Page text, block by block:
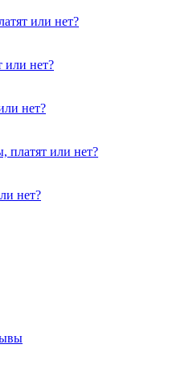
или нет?
или нет?
нет?
платят или нет?
нет?